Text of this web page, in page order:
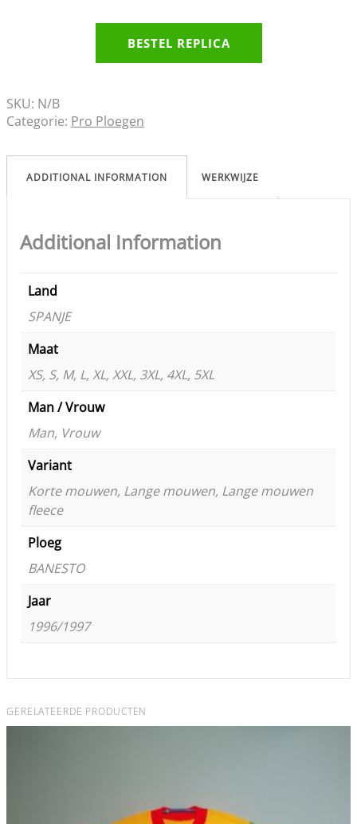
BESTEL REPLICA
SKU: N/B
Categorie: Pro Ploegen
ADDITIONAL INFORMATION WERKWIJZE
Additional Information
Land
SPANJE
Maat
XS, S, M, L, XL, XXL, 3XL, 4XL, 5XL
Man / Vrouw
Man, Vrouw
Variant
Korte mouwen, Lange mouwen, Lange mouwen
fleece
Ploeg
BANESTO
Jaar
1996/1997
GERELATEERDE PRODUCTEN